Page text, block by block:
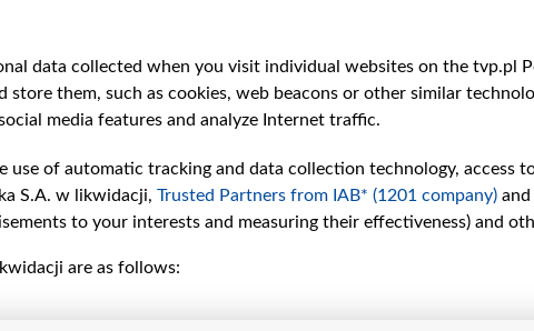
Як нас глядзець
Узнагароды
Міжнародная супраца
Ціск з боку ўладаў
Беларусі
Як нас падтрымаць
Belsat
Biełsat PL
Белсат
Белсат
Белсат
data collected when you visit individual websites on the tvp.pl
them, such as cookies, web beacons or other similar
media features and analyze Internet traffic.
of automatic tracking and data collection technology, access
S.A. w likwidacji, Trusted Partners from IAB* (1201 company)
to your interests and measuring their effectiveness) and
are as follows: